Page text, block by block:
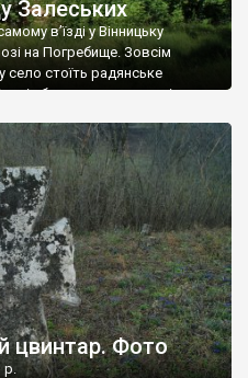
Залеських
в’їзді у Вінницьку
на Погребище. Зовсім
село стоїть радянське
і яблуню, а трохи далі, десь
колії у траві – […]
цвинтар. Фото
р.